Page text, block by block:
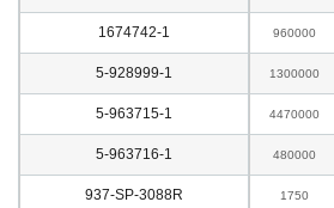
1674742-1 960000
5-928999-1 1300000
5-963715-1 4470000
5-963716-1 480000
937-SP-3088R 1750